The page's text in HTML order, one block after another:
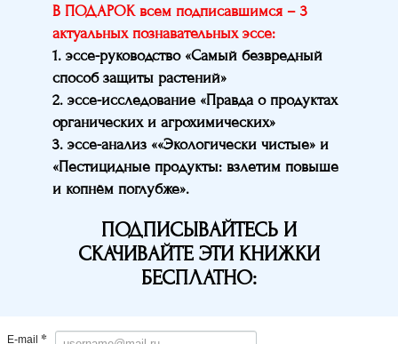
В ПОДАРОК всем подписавшимся – 3
актуальных познавательных эссе:
1. эссе-руководство «Самый безвредный
способ защиты растений»
2. эссе-исследование «Правда о продуктах
органических и агрохимических»
3. эссе-анализ ««Экологически чистые» и
«Пестицидные продукты: взлетим повыше
и копнём поглубже».
ПОДПИСЫВАЙТЕСЬ И
СКАЧИВАЙТЕ ЭТИ КНИЖКИ
БЕСПЛАТНО:
E-mail *